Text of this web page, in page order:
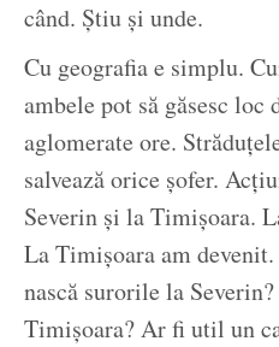
când. Știu și unde.
Cu geografia e simplu.
ambele pot să găsesc loc
aglomerate ore.
salvează orice șofer.
Severin și la Timișoara.
La Timișoara am devenit.
nască surorile la Severin?
Timișoara? Ar fi util un